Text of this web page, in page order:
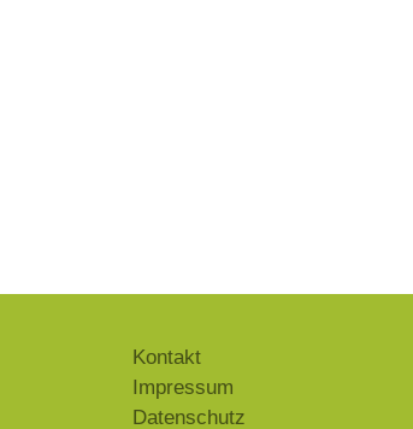
Kontakt
Impressum
Datenschutz